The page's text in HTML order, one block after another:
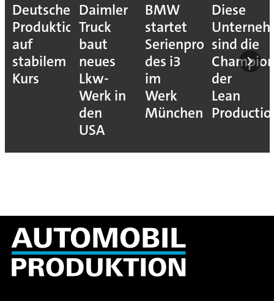
Deutsche
Produktion
auf
stabilem
Kurs
Daimler
Truck
baut
neues
Lkw-
Werk in
den
USA
BMW
startet
Serienproduktion
des i3
im
Werk
München
Diese
sind die
der
Lean